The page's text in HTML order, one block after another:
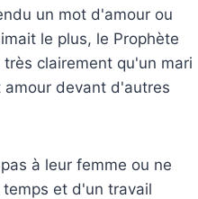
un mot d'amour ou
le plus, le Prophète
clairement qu'un mari
devant d'autres
à leur femme ou ne
et d'un travail